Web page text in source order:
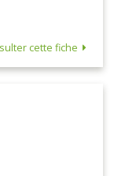
cette fiche